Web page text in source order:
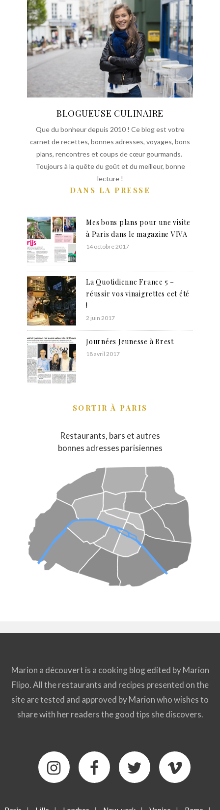
BLOGUEUSE CULINAIRE
Que du bonheur depuis 2010 ! Ce blog est votre
carnet de recettes, bonnes adresses, voyages, bons
plans, rencontres et coups de cœur gourmands.
Toujours à la quête du goût et du meilleur, bonne
lecture !
DANS LA PRESSE
Mes bons plans pour une visite
à Paris dans le magazine VIVA
14 octobre 2017
La Quotidienne France 5 –
réussir vos vinaigrettes cet été
!
2 juin 2017
Journées Jeunesse à Brest
18 avril 2017
SORTIR À PARIS
Restaurants, bars et autres
bonnes adresses parisiennes
Marion a découvert is a cooking blog edited by Marion
Flipo. All the restaurants and recipes presented on the
site are tested and approved by Marion who wishes to
share with her readers the good tips she discovers.